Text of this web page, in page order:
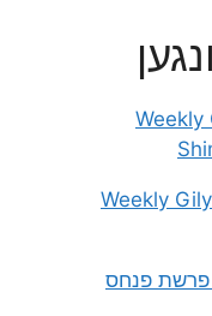
Weekly
Weekly
פרשת פנחס